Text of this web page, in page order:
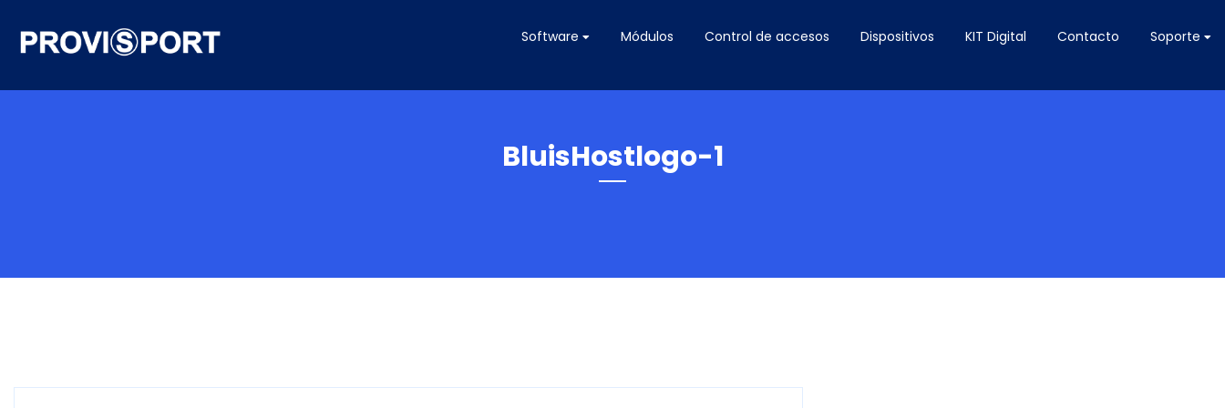
Software Módulos Control de accesos Dispositivos KIT Digital Contacto Soporte
BluisHostlogo-1